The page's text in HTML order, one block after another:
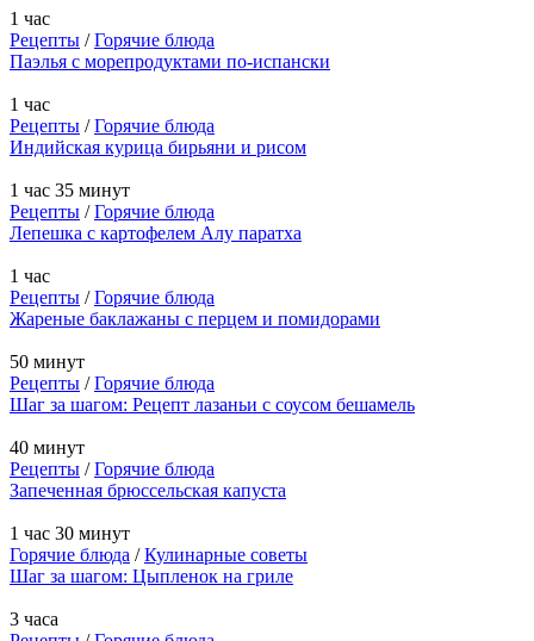
1 час
Рецепты /Горячие блюда
Паэлья с морепродуктами по-испански
1 час
Рецепты /Горячие блюда
Индийская курица бирьяни и рисом
1 час 35 минут
Рецепты /Горячие блюда
Лепешка с картофелем Алу паратха
1 час
Рецепты /Горячие блюда
Жареные баклажаны с перцем и помидорами
50 минут
Рецепты /Горячие блюда
Шаг за шагом: Рецепт лазаньи с соусом бешамель
40 минут
Рецепты /Горячие блюда
Запеченная брюссельская капуста
1 час 30 минут
Горячие блюда /Кулинарные советы
Шаг за шагом: Цыпленок на гриле
3 часа